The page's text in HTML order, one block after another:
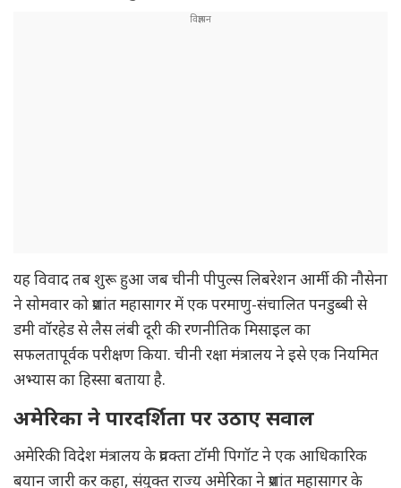
यह विवाद तब शुरू हुआ जब चीनी पीपुल्स लिबरेशन आर्मी की नौसेना
ने सोमवार को प्रशांत महासागर में एक परमाणु-संचालित पनडुब्बी से
डमी वॉरहेड से लैस लंबी दूरी की रणनीतिक मिसाइल का
सफलतापूर्वक परीक्षण किया. चीनी रक्षा मंत्रालय ने इसे एक नियमित
अभ्यास का हिस्सा बताया है.
अमेरिका ने पारदर्शिता पर उठाए सवाल
अमेरिकी विदेश मंत्रालय के प्रवक्ता टॉमी पिगॉट ने एक आधिकारिक
बयान जारी कर कहा, संयुक्त राज्य अमेरिका ने प्रशांत महासागर के